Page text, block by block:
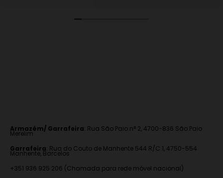
Armazém/ Garrafeira: Rua São Paio n° 2, 4700-836 São Paio
Merelim
Garrafeira: Rua do Couto de Manhente 544 R/C 1, 4750-554
Manhente, Barcelos
+351 936 925 206 (Chamada para rede móvel nacional)